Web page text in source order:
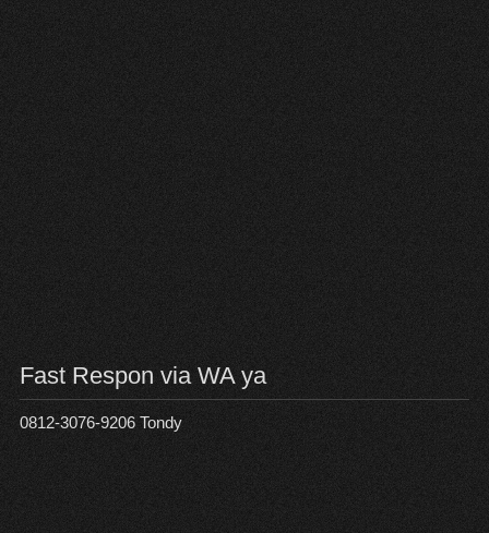
Fast Respon via WA ya
0812-3076-9206 Tondy